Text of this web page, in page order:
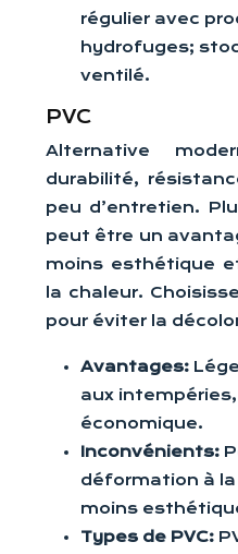
régulier avec
hydrofuges;
ventilé.
PVC
Alternative
durabilité,
peu d’entretien.
peut être un
moins esthétique
la chaleur.
pour éviter la
Avantages:
aux
économique.
Inconvénients:
déformation à
moins
Types de PVC: